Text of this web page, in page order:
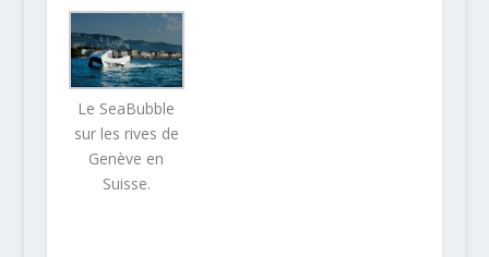
Le SeaBubble
sur les rives de
Genève en
Suisse.